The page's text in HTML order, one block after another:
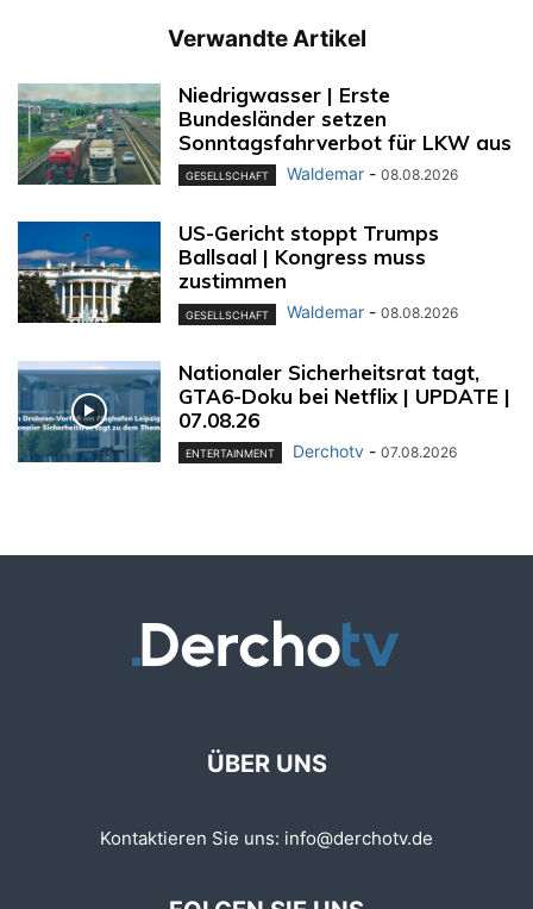
Verwandte Artikel
Niedrigwasser | Erste
Bundesländer setzen
Sonntagsfahrverbot für LKW aus
GESELLSCHAFT Waldemar - 08.08.2026
US-Gericht stoppt Trumps
Ballsaal | Kongress muss
zustimmen
GESELLSCHAFT Waldemar - 08.08.2026
Nationaler Sicherheitsrat tagt,
GTA6-Doku bei Netflix | UPDATE |
07.08.26
ENTERTAINMENT Derchotv - 07.08.2026
ÜBER UNS
Kontaktieren Sie uns: info@derchotv.de